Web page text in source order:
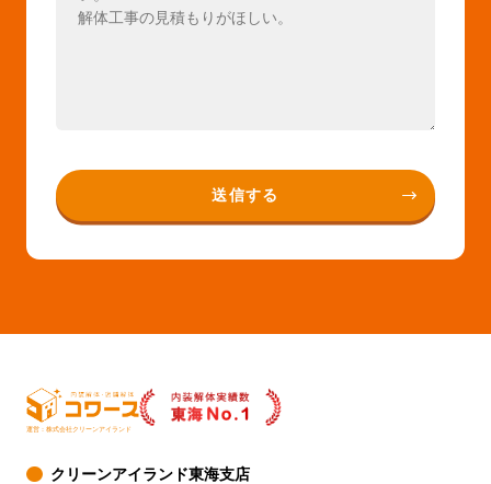
運営：株式会社クリーンアイランド
クリーンアイランド東海支店